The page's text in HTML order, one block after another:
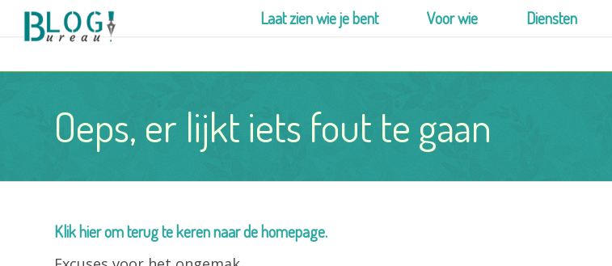
Laat zien wie je bent Voor wie Diensten
Oeps, er lijkt iets fout te gaan
Klik hier om terug te keren naar de homepage.